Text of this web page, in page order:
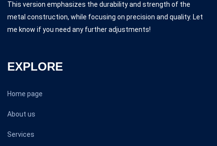
This version emphasizes the durability and strength of the
metal construction, while focusing on precision and quality. Let
me know if you need any further adjustments!
EXPLORE
Home page
About us
Services